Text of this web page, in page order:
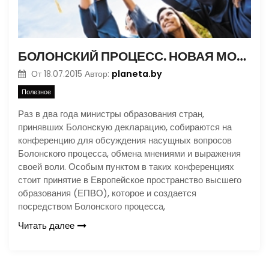
БОЛОНСКИЙ ПРОЦЕСС. НОВАЯ МОДЕЛЬ ОБРАЗОВАНИЯ
От 18.07.2015 Автор: planeta.by
Полезное
Раз в два года министры образования стран,
принявших Болонскую декларацию, собираются на
конференцию для обсуждения насущных вопросов
Болонского процесса, обмена мнениями и выражения
своей воли. Особым пунктом в таких конференциях
стоит принятие в Европейское пространство высшего
образования (ЕПВО), которое и создается
посредством Болонского процесса,
Читать далее